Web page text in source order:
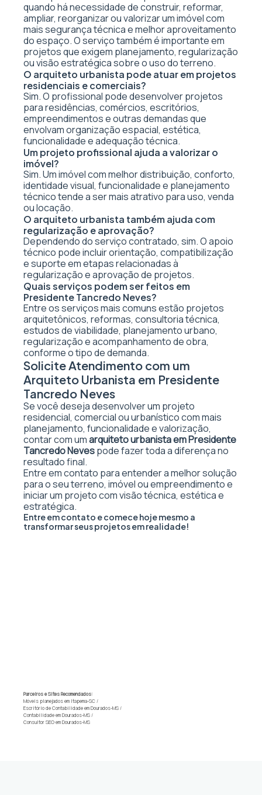
quando há necessidade de construir, reformar,
ampliar, reorganizar ou valorizar um imóvel com
mais segurança técnica e melhor aproveitamento
do espaço. O serviço também é importante em
projetos que exigem planejamento, regularização
ou visão estratégica sobre o uso do terreno.
O arquiteto urbanista pode atuar em projetos
residenciais e comerciais?
Sim. O profissional pode desenvolver projetos
para residências, comércios, escritórios,
empreendimentos e outras demandas que
envolvam organização espacial, estética,
funcionalidade e adequação técnica.
Um projeto profissional ajuda a valorizar o
imóvel?
Sim. Um imóvel com melhor distribuição, conforto,
identidade visual, funcionalidade e planejamento
técnico tende a ser mais atrativo para uso, venda
ou locação.
O arquiteto urbanista também ajuda com
regularização e aprovação?
Dependendo do serviço contratado, sim. O apoio
técnico pode incluir orientação, compatibilização
e suporte em etapas relacionadas à
regularização e aprovação de projetos.
Quais serviços podem ser feitos em
Presidente Tancredo Neves?
Entre os serviços mais comuns estão projetos
arquitetônicos, reformas, consultoria técnica,
estudos de viabilidade, planejamento urbano,
regularização e acompanhamento de obra,
conforme o tipo de demanda.
Solicite Atendimento com um
Arquiteto Urbanista em Presidente
Tancredo Neves
Se você deseja desenvolver um projeto
residencial, comercial ou urbanístico com mais
planejamento, funcionalidade e valorização,
contar com umarquiteto urbanista em Presidente
Tancredo Nevespode fazer toda a diferença no
resultado final.
Entre em contato para entender a melhor solução
para o seu terreno, imóvel ou empreendimento e
iniciar um projeto com visão técnica, estética e
estratégica.
Entre em contato e comece hoje mesmo a
transformar seus projetos em realidade!
Parceiros e Sites Recomendados:
Móveis planejados em Itapema-SC /
Escritório de Contabilidade em Dourados-MS /
Contabilidade em Dourados-MS /
Consultor SEO em Dourados-MS